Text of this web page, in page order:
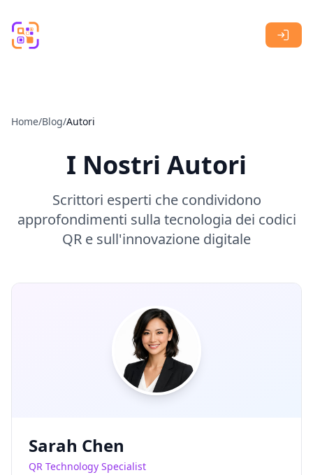
Home/Blog/Autori
I Nostri Autori
Scrittori esperti che condividono
approfondimenti sulla tecnologia dei codici
QR e sull'innovazione digitale
Sarah Chen
QR Technology Specialist